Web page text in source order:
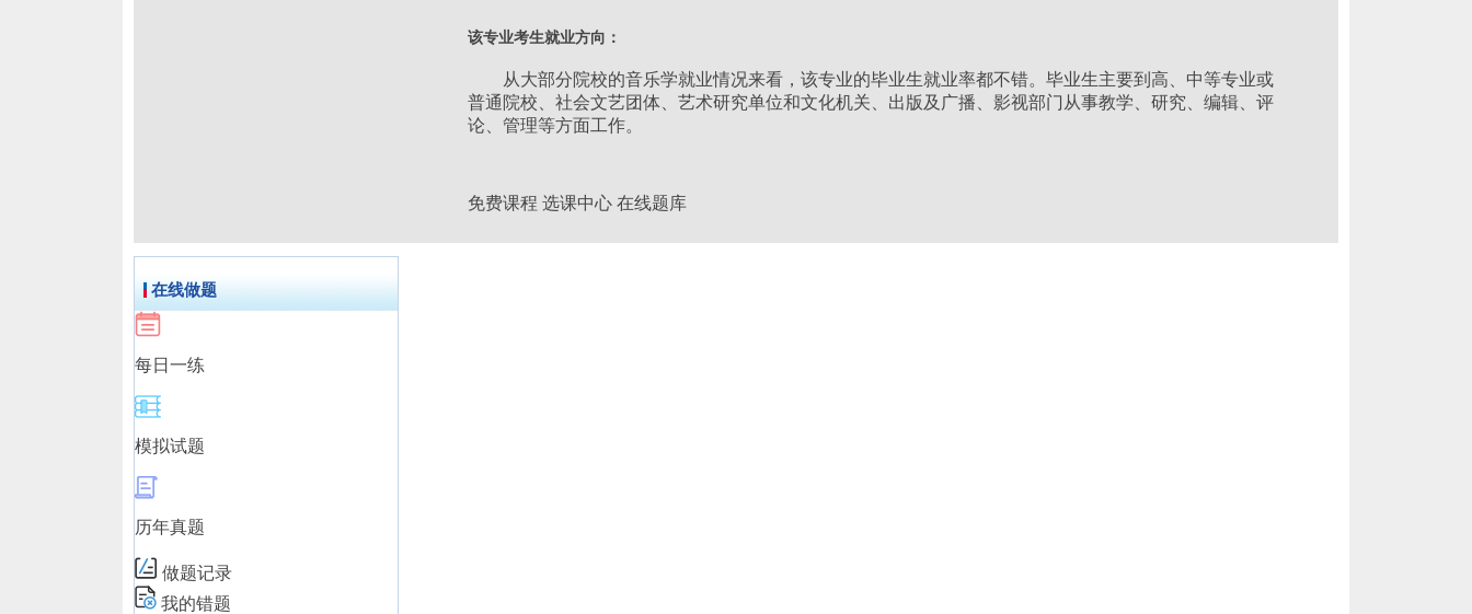
该专业考生就业方向：
从大部分院校的音乐学就业情况来看，该专业的毕业生就业率都不错。毕业生主要到高、中等专业或
普通院校、社会文艺团体、艺术研究单位和文化机关、出版及广播、影视部门从事教学、研究、编辑、评
论、管理等方面工作。
免费课程 选课中心 在线题库
在线做题
每日一练
模拟试题
历年真题
做题记录
我的错题